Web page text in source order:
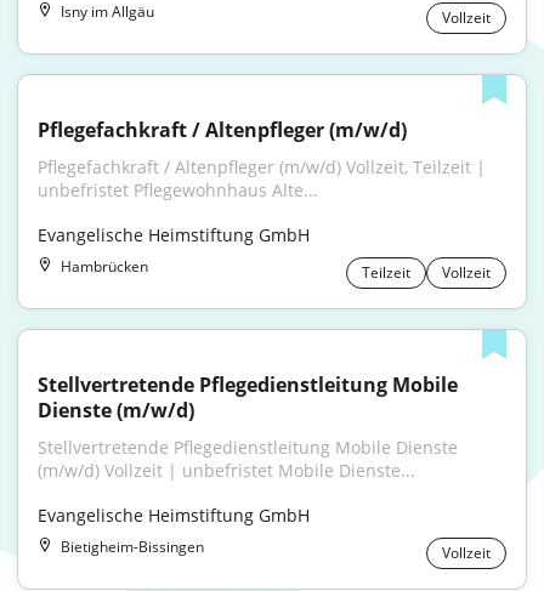
Isny im Allgäu Vollzeit
Pflegefachkraft / Altenpfleger (m/w/d)
Pflegefachkraft / Altenpfleger (m/w/d) Vollzeit, Teilzeit |
unbefristet Pflegewohnhaus Alte...
Evangelische Heimstiftung GmbH
Hambrücken Teilzeit Vollzeit
Stellvertretende Pflegedienstleitung Mobile
Dienste (m/w/d)
Stellvertretende Pflegedienstleitung Mobile Dienste
(m/w/d) Vollzeit | unbefristet Mobile Dienste...
Evangelische Heimstiftung GmbH
Bietigheim-Bissingen Vollzeit